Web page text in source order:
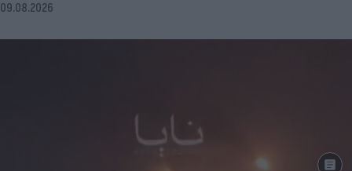
09.08.2026